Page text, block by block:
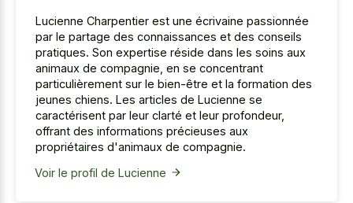
Lucienne Charpentier est une écrivaine passionnée
par le partage des connaissances et des conseils
pratiques. Son expertise réside dans les soins aux
animaux de compagnie, en se concentrant
particulièrement sur le bien-être et la formation des
jeunes chiens. Les articles de Lucienne se
caractérisent par leur clarté et leur profondeur,
offrant des informations précieuses aux
propriétaires d'animaux de compagnie.
Voir le profil de Lucienne